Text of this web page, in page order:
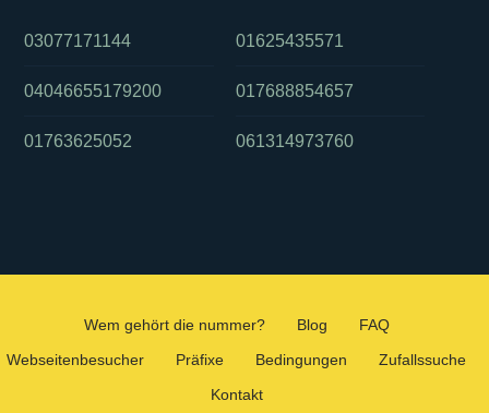
03077171144
04046655179200
01763625052
01625435571
017688854657
061314973760
Wem gehört die nummer? Blog
FAQ
Webseitenbesucher
Präfixe Bedingungen
Zufallssuche
Kontakt